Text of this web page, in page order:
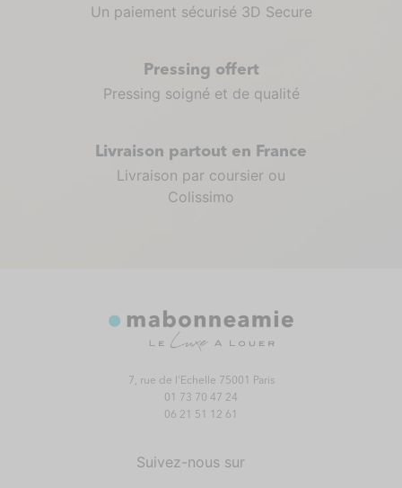
Un paiement sécurisé 3D Secure
Pressing offert
Pressing soigné et de qualité
Livraison partout en France
Livraison par coursier ou
Colissimo
7, rue de l'Echelle 75001 Paris
01 73 70 47 24
06 21 51 12 61
Suivez-nous sur